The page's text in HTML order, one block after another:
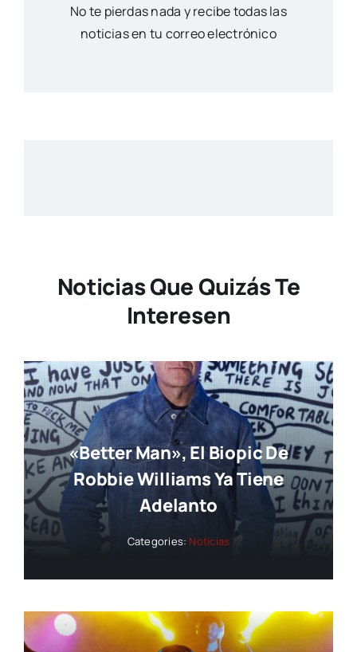
No te pierdas nada y recibe todas las
noticias en tu correo electrónico
Noticias Que Quizás Te
Interesen
«Better Man», El Biopic De
Robbie Williams Ya Tiene
Adelanto
Categories: Noticias